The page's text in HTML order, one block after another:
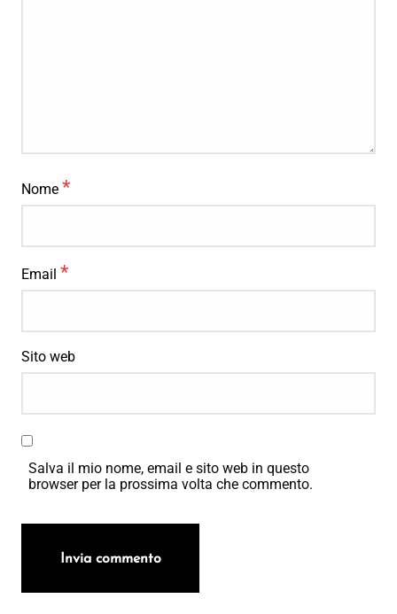
Nome *
Email *
Sito web
Salva il mio nome, email e sito web in questo
browser per la prossima volta che commento.